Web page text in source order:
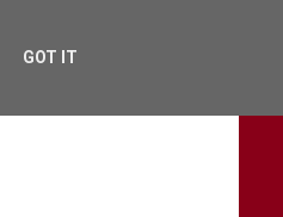
GOT IT